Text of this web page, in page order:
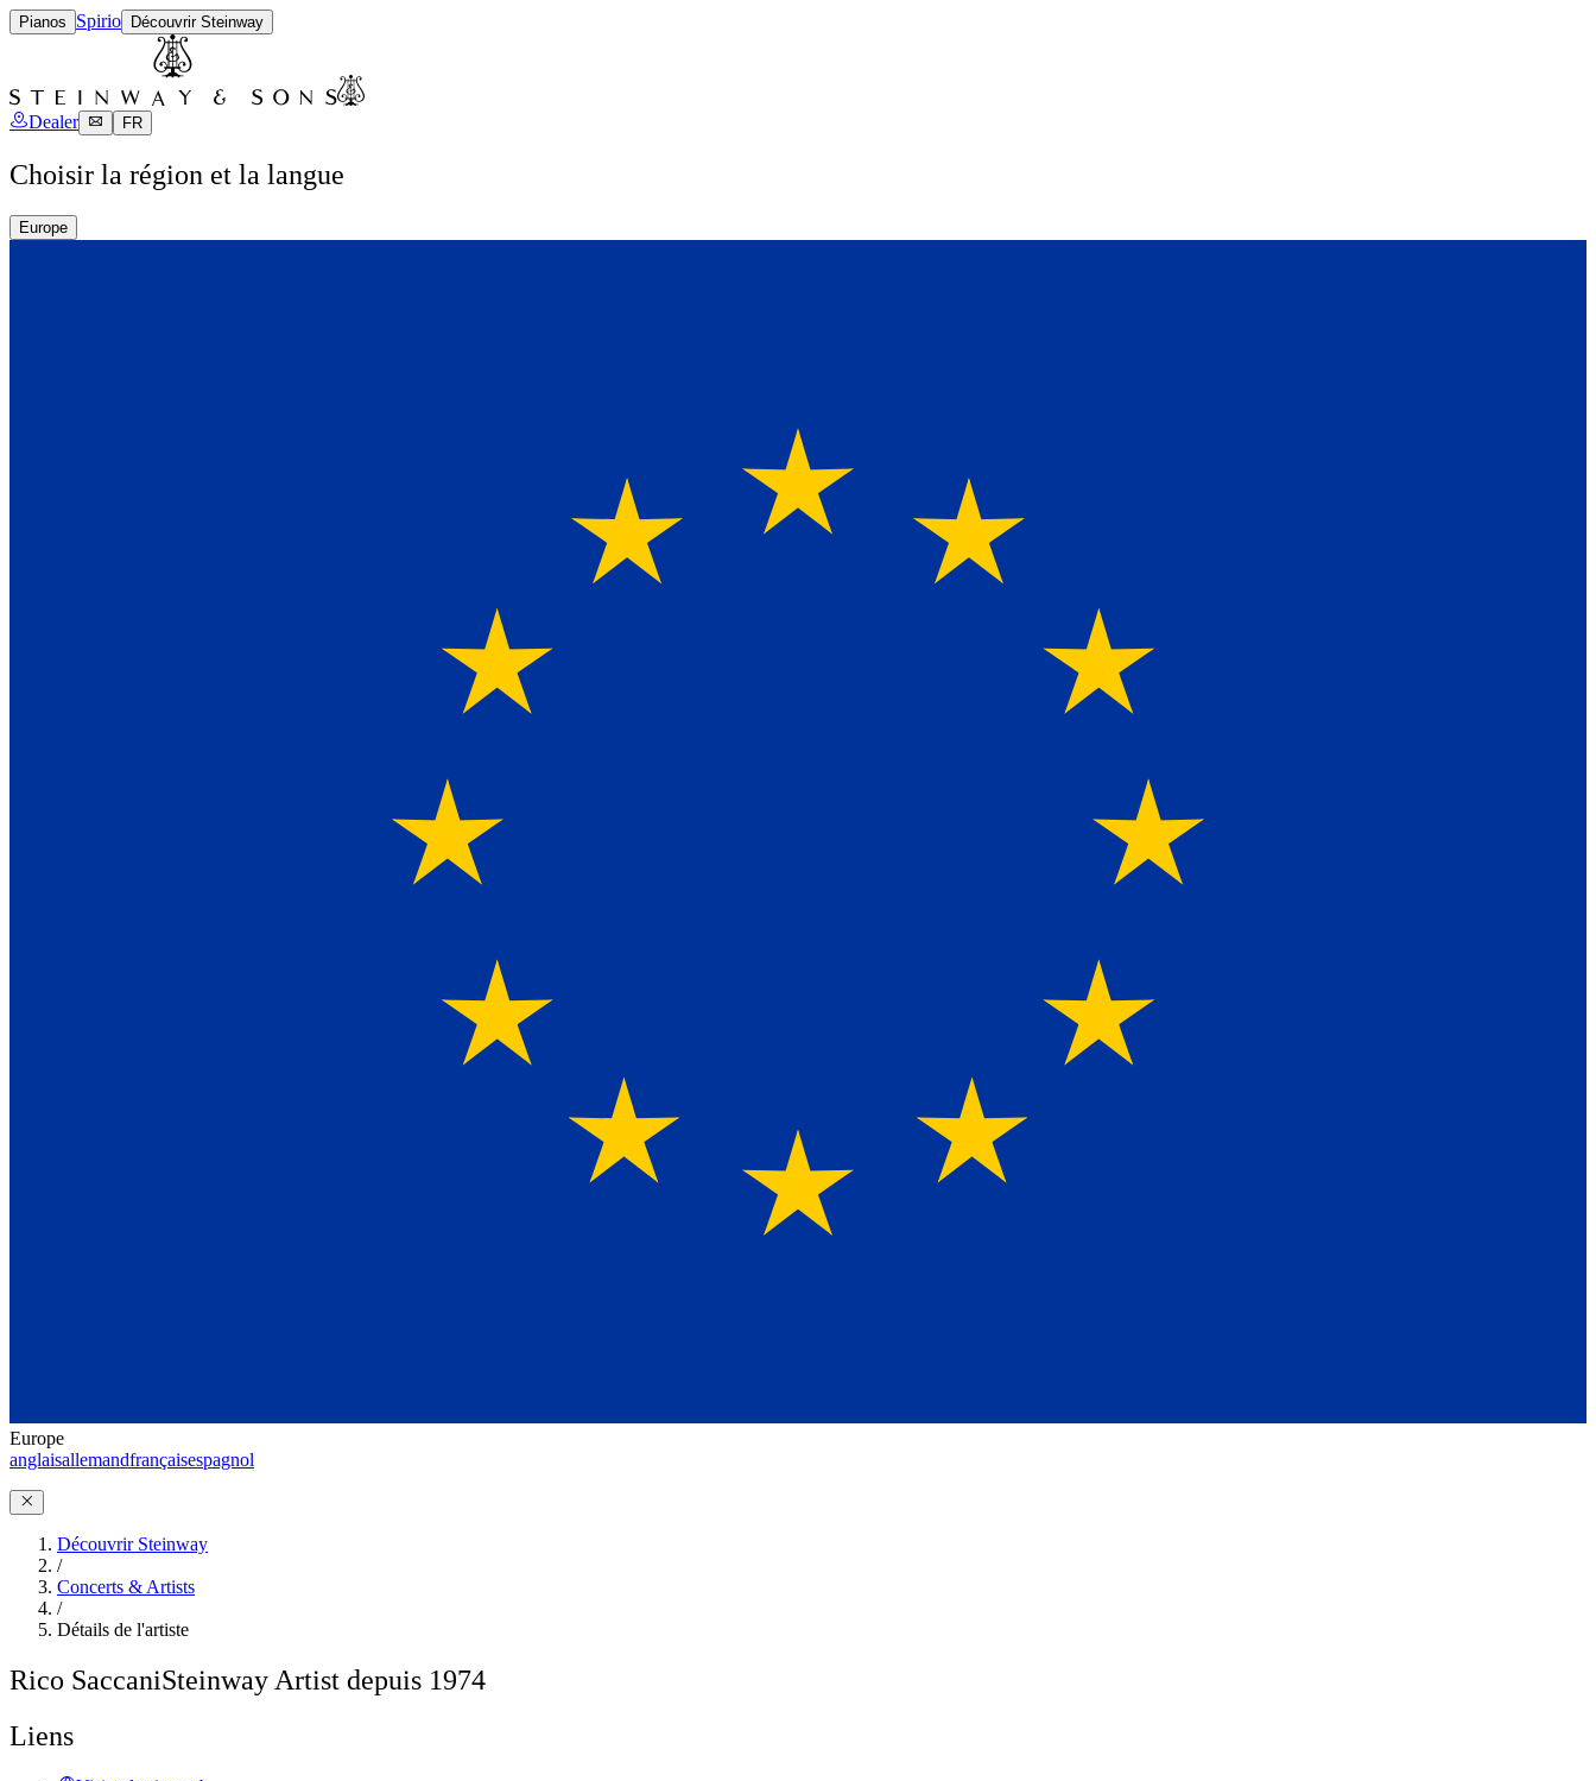
Pianos Spirio Découvrir Steinway
Dealer FR
Choisir la région et la langue
Europe
Europe
anglaisallemandfrançaisespagnol
Découvrir Steinway
/
Concerts & Artists
/
Détails de l'artiste
Rico SaccaniSteinway Artist depuis 1974
Liens